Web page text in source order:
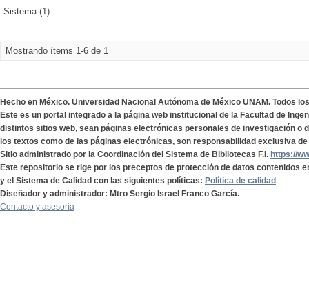
Sistema (1)
Mostrando ítems 1-6 de 1
Hecho en México. Universidad Nacional Autónoma de México UNAM. Todos
Este es un portal integrado a la página web institucional de la Facultad de
distintos sitios web, sean páginas electrónicas personales de investigación o
los textos como de las páginas electrónicas, son responsabilidad exclusiva
Sitio administrado por la Coordinación del Sistema de Bibliotecas F.I. https://
Este repositorio se rige por los preceptos de protección de datos contenidos
y el Sistema de Calidad con las siguientes políticas: Política de calidad
Diseñador y administrador: Mtro Sergio Israel Franco García.
Contacto y asesoría